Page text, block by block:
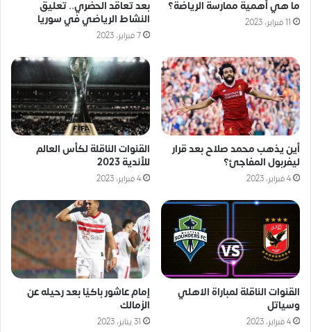
ما هي أهمية ممارسة الرياضة؟
11 فبراير، 2023
بعد تعاقد الحضري.. تعليق
النشاط الرياضي في سوريا
7 فبراير، 2023
أين يذهب محمد صلاح بعد قرار
ليفربول المفاجئ؟
4 فبراير، 2023
القنوات الناقلة لكأس العالم
للأندية 2023
4 فبراير، 2023
القنوات الناقلة لمباراة الاهلي
وسياتل
4 فبراير، 2023
إمام عاشور باكيًا بعد رحيله عن
الزمالك
31 يناير، 2023